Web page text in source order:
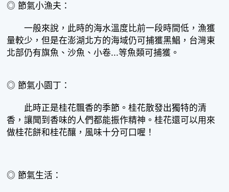
◎ 節氣小漁夫：
一般來說，此時的海水溫度比前一段時間低，漁獲
量較少，但是在澎湖北方的海域仍可捕獲黑鯧，台灣東
北部仍有旗魚、沙魚、小卷...等魚類可捕獲。
◎ 節氣小園丁：
此時正是桂花飄香的季節。桂花散發出獨特的清
香，讓聞到香味的人們都能振作精神。桂花還可以用來
做桂花餅和桂花釀，風味十分可口喔！
◎ 節氣生活：